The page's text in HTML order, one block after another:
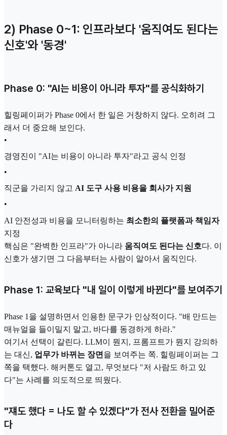
2) Phase 0~1: 인프라보다 '움직여도 된다는
신호'와 '동경'
Phase 0: "AI는 비용이 아니라 투자"를 공식화하기
힐링페이퍼가 Phase 0에서 한 일은 거창하지 않다. 오히려 그
래서 더 중요해 보인다.
•
경영진이 "AI는 비용이 아니라 투자"라고 공식 인정
•
직군을 가리지 않고 AI 도구 사용 비용을 회사가 지원
•
AI 안전성과 비용을 모니터링하는 최소한의 플랫폼과 책임자
지정
핵심은 "완벽한 인프라"가 아니라 움직여도 된다는 신호다. 이
신호가 생기면 그 다음부터는 사람이 알아서 움직인다.
Phase 1: 교육보다 "내 일이 이렇게 바뀐다"를 보여주기
Phase 1을 설명하면서 인용한 문구가 인상적이다. "배 만드는
매뉴얼을 들이밀지 말고, 바다를 동경하게 하라."
여기서 선택이 갈린다. LLM이 뭔지, 프롬프트가 뭔지 강의하
는 대신, 업무가 바뀌는 장면 을 보여주는 쪽. 힐링페이퍼는 그
쪽을 택했다. 해커톤도 열고, 무엇보다 "저 사람도 하고 있
다"는 사례를 의도적으로 띄웠다.
"쟤도 했다 = 나도 할 수 있겠다"가 전사 전환을 밀어준
다